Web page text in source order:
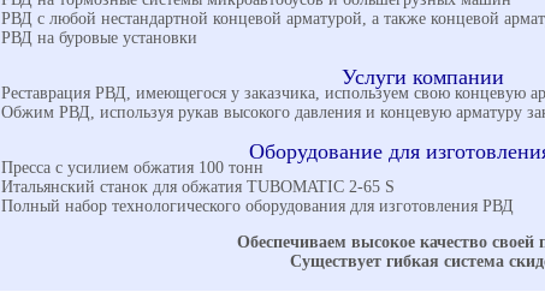
РВД с любой нестандартной концевой арматурой, а также концевой
РВД на буровые установки
Услуги компании
Реставрация РВД, имеющегося у заказчика, используем свою концевую
Обжим РВД, используя рукав высокого давления и концевую арматуру
Оборудование для
Пресса с усилием обжатия 100 тонн
Итальянский станок для обжатия TUBOMATIC 2-65 S
Полный набор технологического оборудования для изготовления РВД
Обеспечиваем высокое качество своей
Существует гибкая система